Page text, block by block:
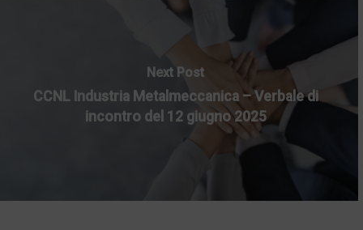
Next Post
CCNL Industria Metalmeccanica – Verbale di
incontro del 12 giugno 2025